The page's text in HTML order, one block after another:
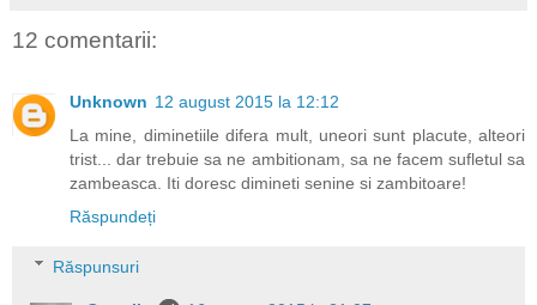
12 comentarii:
Unknown 12 august 2015 la 12:12
La mine, diminetiile difera mult, uneori sunt placute, alteori
trist... dar trebuie sa ne ambitionam, sa ne facem sufletul sa
zambeasca. Iti doresc dimineti senine si zambitoare!
Răspundeți
Răspunsuri